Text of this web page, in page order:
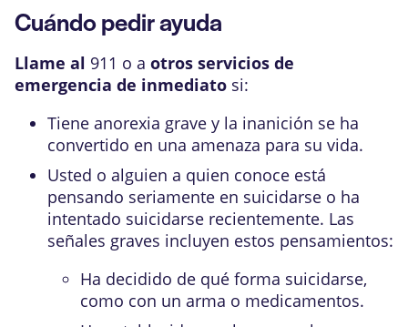
Cuándo pedir ayuda
Llame al 911 o a otros servicios de
emergencia de inmediato si:
Tiene anorexia grave y la inanición se ha
convertido en una amenaza para su vida.
Usted o alguien a quien conoce está
pensando seriamente en suicidarse o ha
intentado suicidarse recientemente. Las
señales graves incluyen estos pensamientos:
Ha decidido de qué forma suicidarse,
como con un arma o medicamentos.